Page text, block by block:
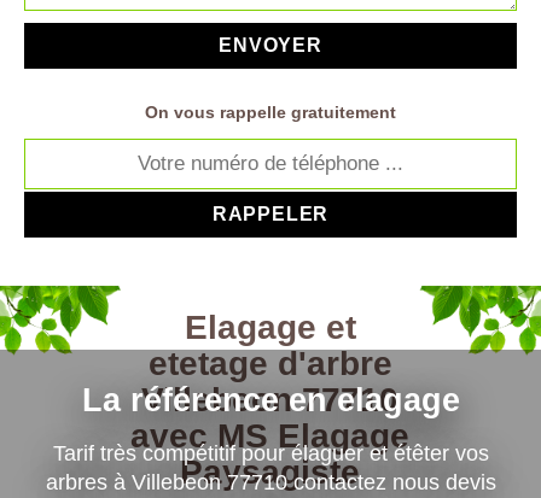
La référence en elagage
Tarif très compétitif pour élaguer et étêter vos
arbres à Villebeon 77710 contactez nous devis
On vous rappelle gratuitement
Elagage et
etetage d'arbre
Villebeon 77710
avec MS Elagage
Paysagiste